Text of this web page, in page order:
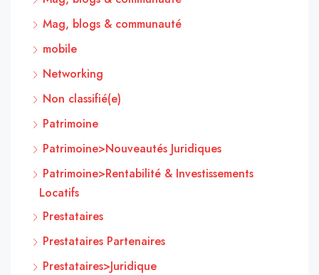
Mag, blogs & communauté
mobile
Networking
Non classifié(e)
Patrimoine
Patrimoine>Nouveautés Juridiques
Patrimoine>Rentabilité & Investissements
Locatifs
Prestataires
Prestataires Partenaires
Prestataires>Juridique